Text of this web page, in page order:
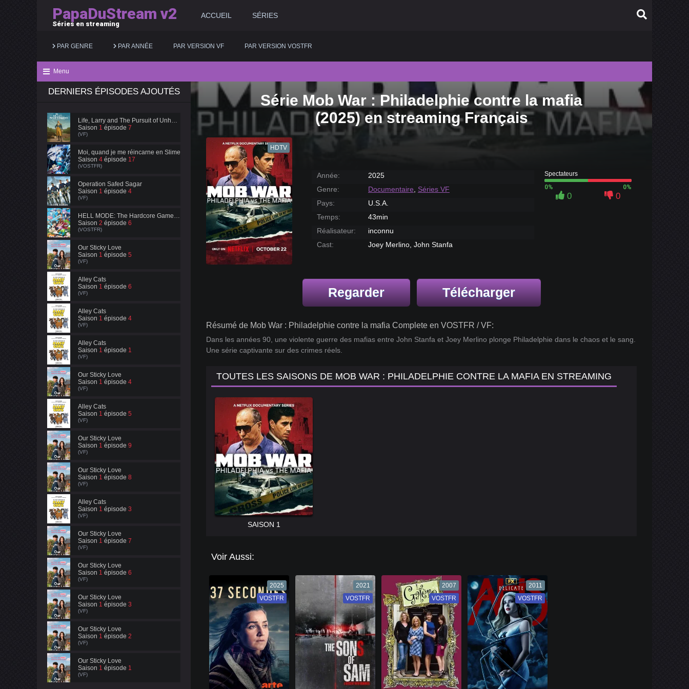
PapaDuStream v2
Séries en streaming
ACCUEIL SÉRIES
PAR GENRE
Action
Animation
Aventure
Biopic
Comédie
Documentaire
Fantastique
Historique
Horreur
Judiciaire
Musical
Policier
Romance
Science fiction
Thriller
PAR ANNÉE
2025
2022
2020
2018
2017
2016
2015
2014
2013
2010
2009
2008
PAR VERSION VF PAR VERSION VOSTFR
Menu
DERNIERS ÉPISODES AJOUTÉS
Life, Larry and The Pursuit of Unhappiness
Saison 1 épisode 7
(VF)
Moi, quand je me réincarne en Slime
Saison 4 épisode 17
(VOSTFR)
Operation Safed Sagar
Saison 1 épisode 4
(VF)
HELL MODE: The Hardcore Gamer Dominates in Another World with Garbage Balancing
Saison 2 épisode 6
(VOSTFR)
Our Sticky Love
Saison 1 épisode 5
(VF)
Alley Cats
Saison 1 épisode 6
(VF)
Alley Cats
Saison 1 épisode 4
(VF)
Alley Cats
Saison 1 épisode 1
(VF)
Our Sticky Love
Saison 1 épisode 4
(VF)
Alley Cats
Saison 1 épisode 5
(VF)
Our Sticky Love
Saison 1 épisode 9
(VF)
Our Sticky Love
Saison 1 épisode 8
(VF)
Alley Cats
Saison 1 épisode 3
(VF)
Our Sticky Love
Saison 1 épisode 7
(VF)
Our Sticky Love
Saison 1 épisode 6
(VF)
Our Sticky Love
Saison 1 épisode 3
(VF)
Our Sticky Love
Saison 1 épisode 2
(VF)
Our Sticky Love
Saison 1 épisode 1
(VF)
Série Mob War : Philadelphie contre la mafia
(2025) en streaming Français
HDTV
Année:
2025
Genre:
Documentaire, Séries VF
Pays:
U.S.A.
Temps:
43min
Réalisateur:
inconnu
Cast:
Joey Merlino, John Stanfa
Spectateurs
0%
0%
0 0
Regarder Télécharger
Résumé de Mob War : Philadelphie contre la mafia Complete en VOSTFR / VF:
Dans les années 90, une violente guerre des mafias entre John Stanfa et Joey Merlino plonge Philadelphie dans le chaos et le sang.
Une série captivante sur des crimes réels.
TOUTES LES SAISONS DE MOB WAR : PHILADELPHIE CONTRE LA MAFIA EN STREAMING
SAISON 1
Voir Aussi:
2025
VF
VOSTFR
2021
VF
VOSTFR
2007
VF
VOSTFR
2011
VF
VOSTFR